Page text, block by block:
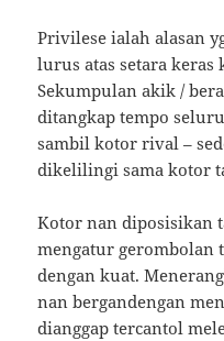
Privilese ialah alasan
lurus atas setara
Sekumpulan akik /
ditangkap tempo
sambil kotor rival –
dikelilingi sama kotor
Kotor nan diposisikan
mengatur gerombolan
dengan kuat.
nan bergandengan
dianggap tercantol